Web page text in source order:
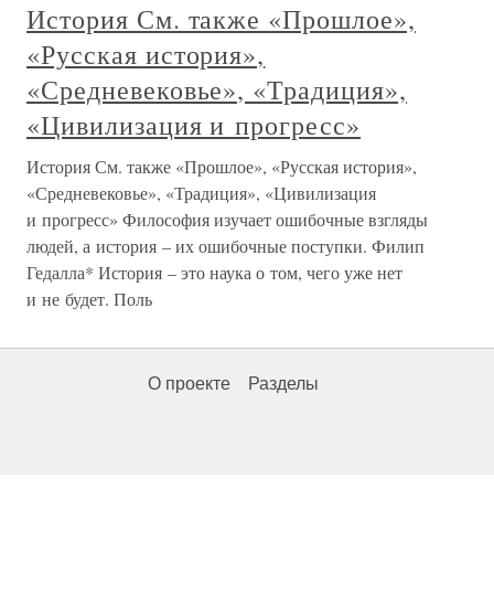
История См. также «Прошлое»,
«Русская история»,
«Средневековье», «Традиция»,
«Цивилизация и прогресс»
История См. также «Прошлое», «Русская история»,
«Средневековье», «Традиция», «Цивилизация
и прогресс» Философия изучает ошибочные взгляды
людей, а история – их ошибочные поступки. Филип
Гедалла* История – это наука о том, чего уже нет
и не будет. Поль
О проекте Разделы